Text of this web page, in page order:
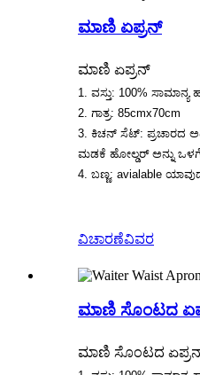
ಮಾಣಿ ಏಪ್ರನ್
ಮಾಣಿ ಏಪ್ರನ್
1. ವಸ್ತು: 100% ಸಾಮಾನ್ಯ
2. ಗಾತ್ರ: 85cmx70cm
3. ಕಿಚನ್ ಸೆಟ್: ಪ್ರಚಾರದ
ಮಡಕೆ ಹೋಲ್ಡರ್ ಅನ್ನು
4. ಬಣ್ಣ: avialable
ವಿಚಾರಣೆವಿವರ
ಮಾಣಿ ಸೊಂಟದ
ಮಾಣಿ ಸೊಂಟದ